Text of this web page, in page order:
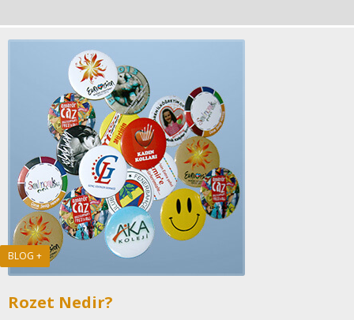
BLOG +
Rozet Nedir?